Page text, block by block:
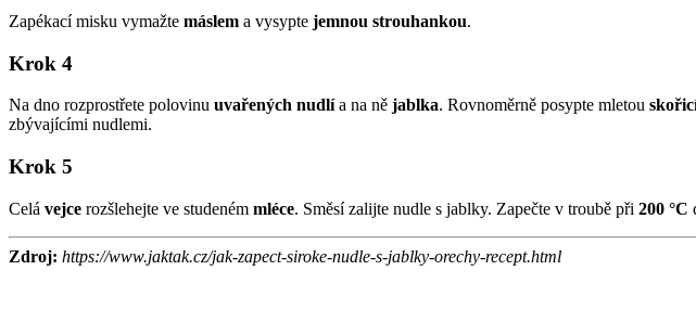
Zapékací misku vymažte máslem a vysypte jemnou strouhankou.
Krok 4
Na dno rozprostřete polovinu uvařených nudlía na ně jablka. Rovnoměrně posypte mletou
zbývajícími nudlemi.
Krok 5
Celá vejce rozšlehejte ve studeném mléce. Směsí zalijte nudle s jablky. Zapečte v troubě při 200 °C
Zdroj: https://www.jaktak.cz/jak-zapect-siroke-nudle-s-jablky-orechy-recept.html